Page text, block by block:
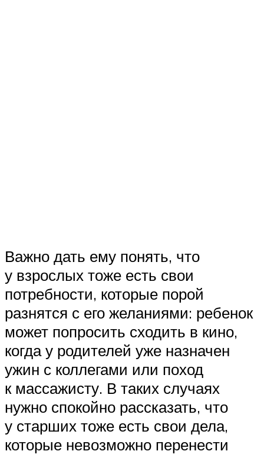
Важно дать ему понять, что
у взрослых тоже есть свои
потребности, которые порой
разнятся с его желаниями: ребенок
может попросить сходить в кино,
когда у родителей уже назначен
ужин с коллегами или поход
к массажисту. В таких случаях
нужно спокойно рассказать, что
у старших тоже есть свои дела,
которые невозможно перенести